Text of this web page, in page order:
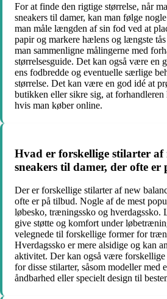
For at finde den rigtige størrelse, når
sneakers til damer, kan man følge
man måle længden af sin fod ved at
papir og markere hælens og længste
man sammenligne målingerne med
størrelsesguide. Det kan også være en
ens fodbredde og eventuelle særlige
størrelse. Det kan være en god idé at
butikken eller sikre sig, at
hvis man køber online.
Hvad er forskellige stilarter af
sneakers til damer, der ofte er
Der er forskellige stilarter af new
ofte er på tilbud. Nogle af de mest
løbesko, træningssko og hverdagssko.
give støtte og komfort under
velegnede til forskellige former for
Hverdagssko er mere alsidige og kan
aktivitet. Der kan også være forskellige
for disse stilarter, såsom modeller med
åndbarhed eller specielt design til